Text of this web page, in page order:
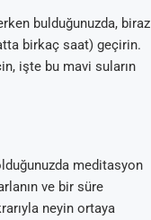
bulduğunuzda, biraz
birkaç saat) geçirin.
işte bu mavi suların
meditasyon
ve bir süre
neyin ortaya